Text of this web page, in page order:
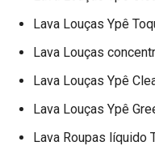
Lava Louças Ypê
Lava Louças
Lava Louças Ypê
Lava Louças Ypê
Lava Roupas líquido